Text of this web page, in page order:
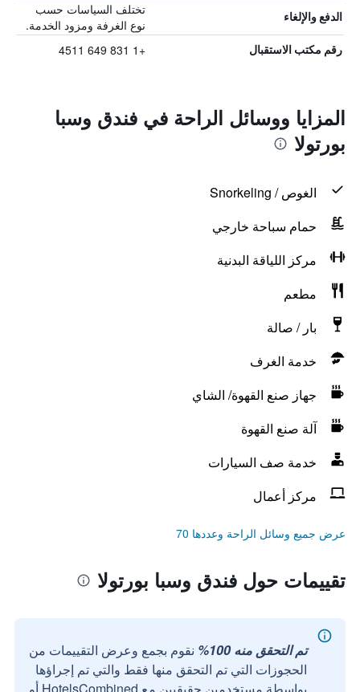
الدفع والإلغاء
تختلف السياسات حسب
نوع الغرفة ومزود الخدمة.
رقم مكتب الاستقبال +1 831 649 4511
المزايا ووسائل الراحة في فندق وسبا
بورتولا
الغوص / Snorkeling
حمام سباحة خارجي
مركز اللياقة البدنية
مطعم
بار / صالة
خدمة الغرف
جهاز صنع القهوة/ الشاي
آلة صنع القهوة
خدمة صف السيارات
مركز أعمال
عرض جميع وسائل الراحة وعددها 70
تقييمات حول فندق وسبا بورتولا
تم التحقق منه 100%
نقوم بجمع وعرض التقييمات من
الحجوزات التي تم التحقق منها فقط والتي تم إجراؤها